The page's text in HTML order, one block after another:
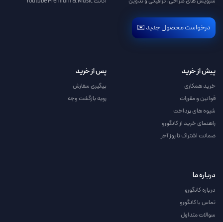
درخواست محصول جدید ✉️
پیش از خرید
خرید همکاری
قوانین و مقررات
شیوه های پرداخت
راهنمای خرید از کانگورو
ضمانت اشتراک تا روز آخر
پس از خرید
پیگیری سفارش
رویه بازگشت وجه
درباره ما
درباره کانگورو
تماس با کانگورو
سوالات متداول